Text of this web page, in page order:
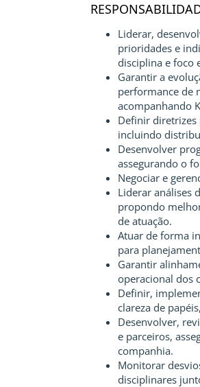
Liderar,
prioridades e
disciplina e foco
Garantir a
performance de
acompanhando
Definir diretrizes
incluindo
Desenvolver
assegurando o
Negociar e
Liderar análises
propondo
de atuação.
Atuar de forma
para
Garantir
operacional dos
Definir,
clareza de
Desenvolver,
e parceiros,
companhia.
Monitorar
disciplinares